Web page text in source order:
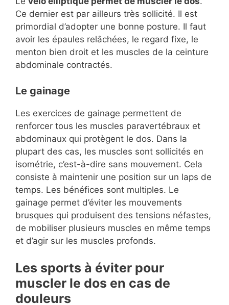
Ce dernier est par ailleurs très sollicité. Il est
primordial d’adopter une bonne posture. Il faut
avoir les épaules relâchées, le regard fixe, le
menton bien droit et les muscles de la ceinture
abdominale contractés.
Le gainage
Les exercices de gainage permettent de
renforcer tous les muscles paravertébraux et
abdominaux qui protègent le dos. Dans la
plupart des cas, les muscles sont sollicités en
isométrie, c’est-à-dire sans mouvement. Cela
consiste à maintenir une position sur un laps de
temps. Les bénéfices sont multiples. Le
gainage permet d’éviter les mouvements
brusques qui produisent des tensions néfastes,
de mobiliser plusieurs muscles en même temps
et d’agir sur les muscles profonds.
Les sports à éviter pour
muscler le dos en cas de
douleurs